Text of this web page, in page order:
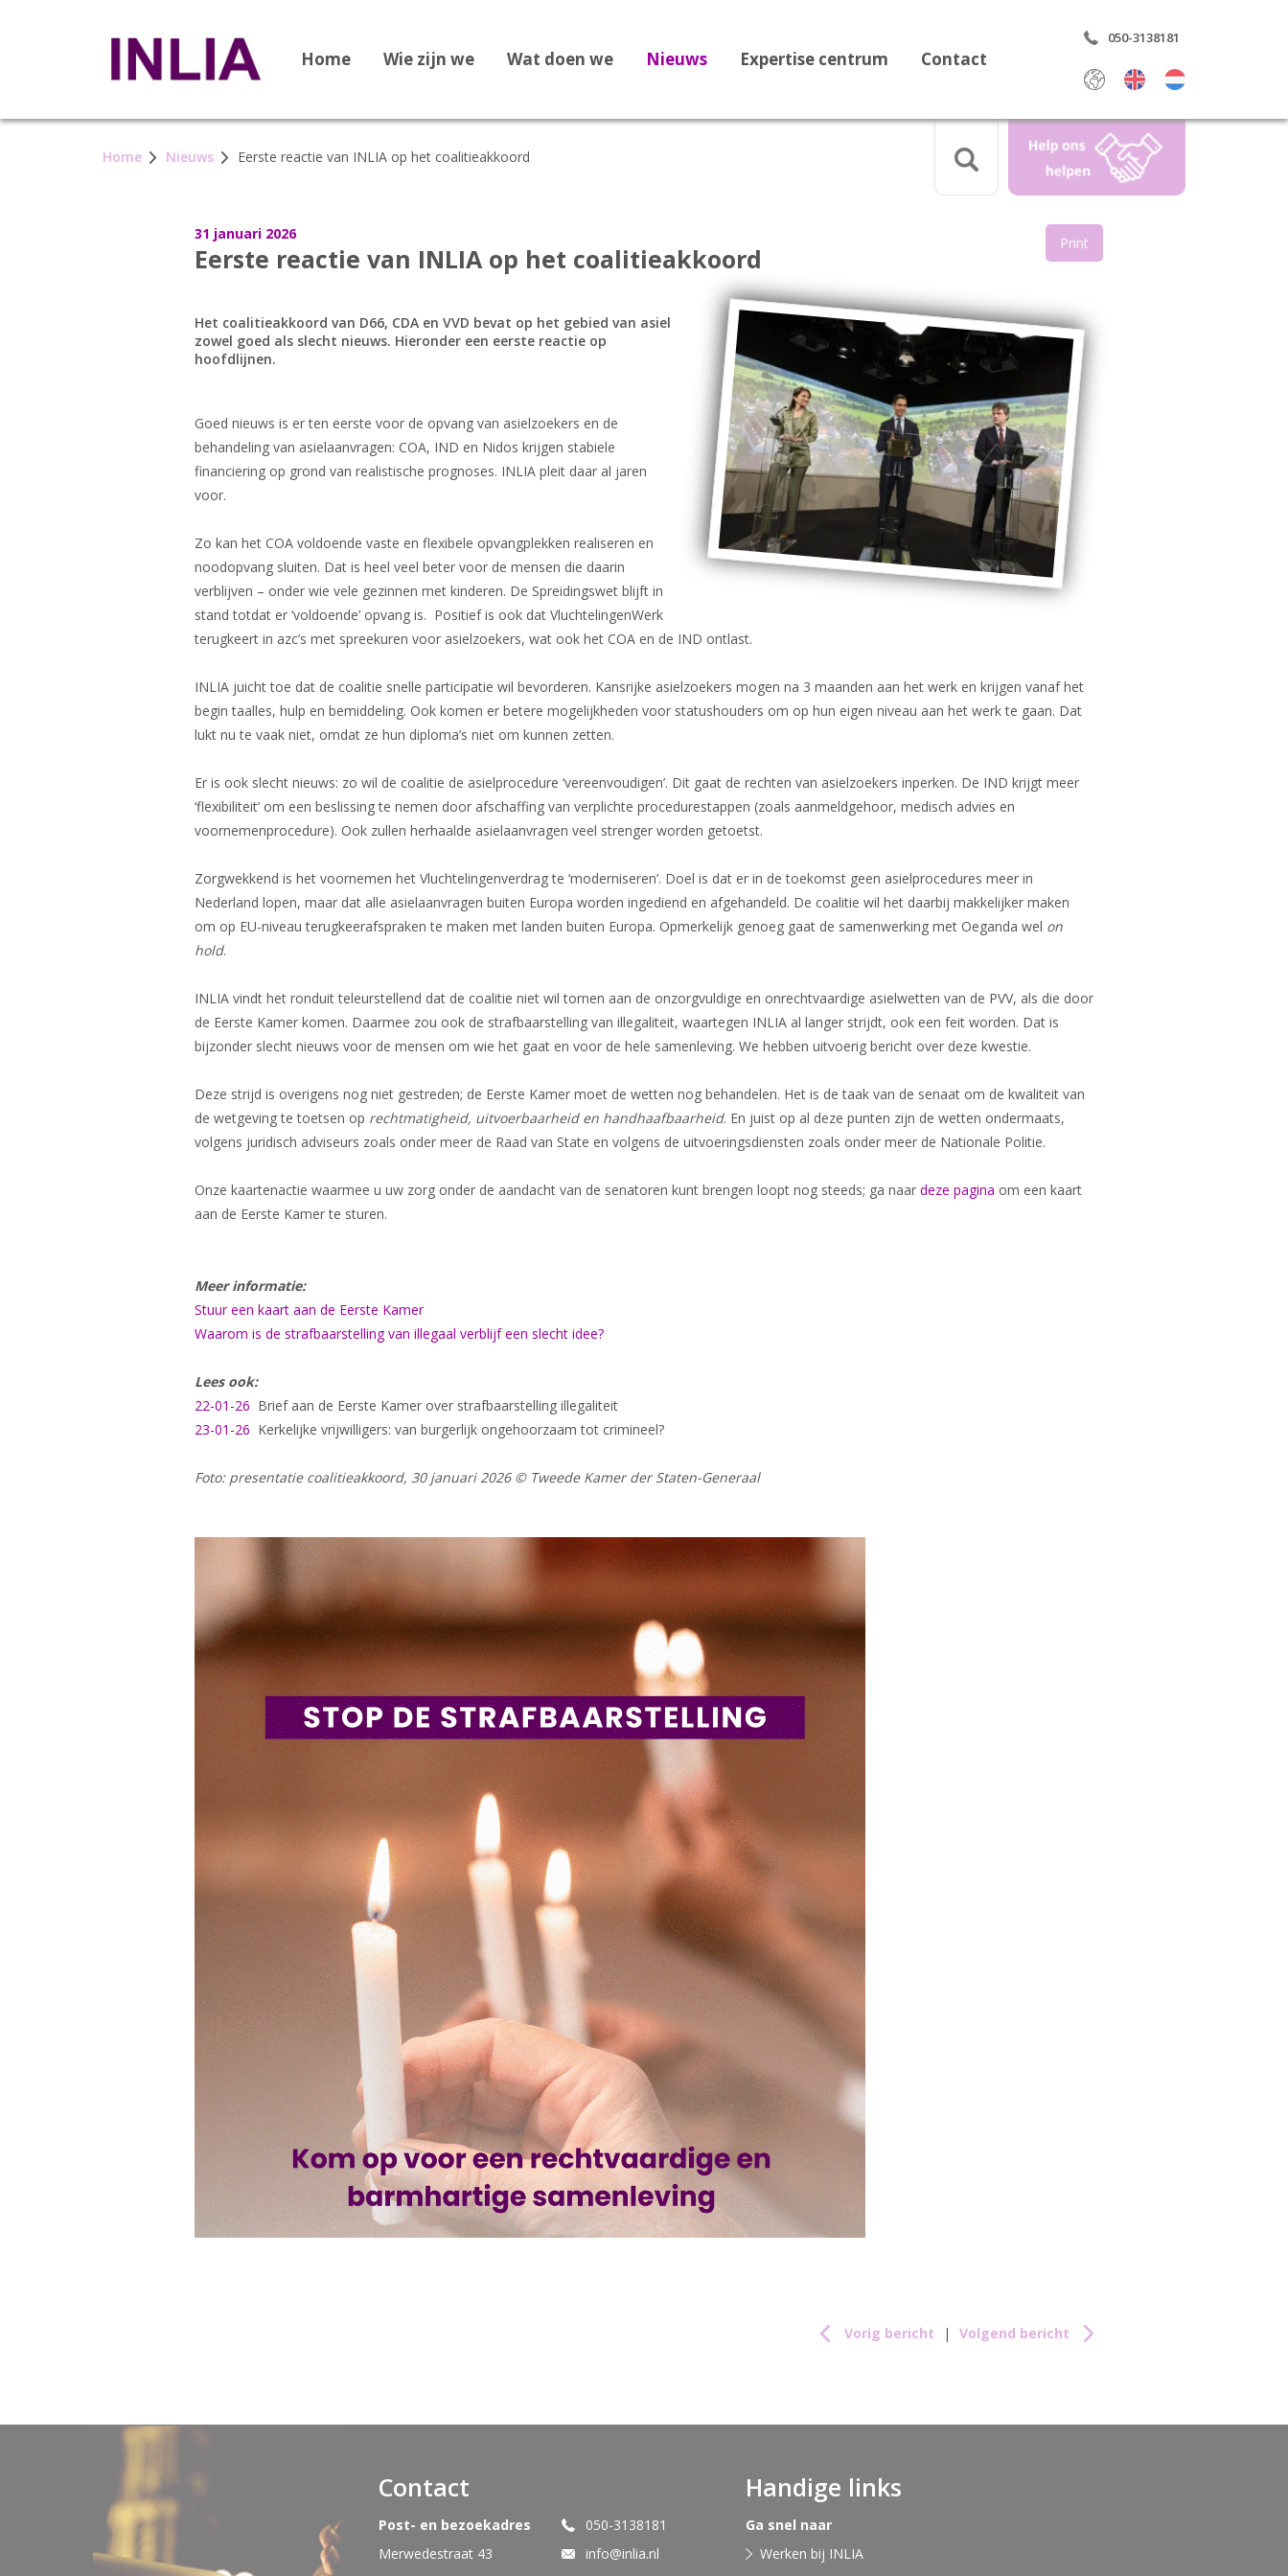
Home Wie zijn we Wat doen we Nieuws Expertise centrum
Dossier Bekeringen
Dossier Vreemdelingenbewaring
Dossier 1F Vluchtelingenverdrag
Dossier Leges
Dossier Afghanistan
Dossier Somalië
Nieuws
Contact
050-3138181
Select Language
Home Nieuws Eerste reactie van INLIA op het coalitieakkoord
31 januari 2026
Eerste reactie van INLIA op het coalitieakkoord Print
Het coalitieakkoord van D66, CDA en VVD bevat op het gebied van asiel
zowel goed als slecht nieuws. Hieronder een eerste reactie op
hoofdlijnen.
Goed nieuws is er ten eerste voor de opvang van asielzoekers en de
behandeling van asielaanvragen: COA, IND en Nidos krijgen stabiele
financiering op grond van realistische prognoses. INLIA pleit daar al jaren
voor.
Zo kan het COA voldoende vaste en flexibele opvangplekken realiseren en
noodopvang sluiten. Dat is heel veel beter voor de mensen die daarin
verblijven – onder wie vele gezinnen met kinderen. De Spreidingswet blijft in
stand totdat er ‘voldoende’ opvang is. Positief is ook dat VluchtelingenWerk
terugkeert in azc’s met spreekuren voor asielzoekers, wat ook het COA en de IND ontlast.
INLIA juicht toe dat de coalitie snelle participatie wil bevorderen. Kansrijke asielzoekers mogen na 3 maanden aan het werk en krijgen vanaf het
begin taalles, hulp en bemiddeling. Ook komen er betere mogelijkheden voor statushouders om op hun eigen niveau aan het werk te gaan. Dat
lukt nu te vaak niet, omdat ze hun diploma’s niet om kunnen zetten.
Er is ook slecht nieuws: zo wil de coalitie de asielprocedure ‘vereenvoudigen’. Dit gaat de rechten van asielzoekers inperken. De IND krijgt meer
‘flexibiliteit’ om een beslissing te nemen door afschaffing van verplichte procedurestappen (zoals aanmeldgehoor, medisch advies en
voornemenprocedure). Ook zullen herhaalde asielaanvragen veel strenger worden getoetst.
Zorgwekkend is het voornemen het Vluchtelingenverdrag te ‘moderniseren’. Doel is dat er in de toekomst geen asielprocedures meer in
Nederland lopen, maar dat alle asielaanvragen buiten Europa worden ingediend en afgehandeld. De coalitie wil het daarbij makkelijker maken
om op EU-niveau terugkeerafspraken te maken met landen buiten Europa. Opmerkelijk genoeg gaat de samenwerking met Oeganda wel on
hold.
INLIA vindt het ronduit teleurstellend dat de coalitie niet wil tornen aan de onzorgvuldige en onrechtvaardige asielwetten van de PVV, als die door
de Eerste Kamer komen. Daarmee zou ook de strafbaarstelling van illegaliteit, waartegen INLIA al langer strijdt, ook een feit worden. Dat is
bijzonder slecht nieuws voor de mensen om wie het gaat en voor de hele samenleving. We hebben uitvoerig bericht over deze kwestie.
Deze strijd is overigens nog niet gestreden; de Eerste Kamer moet de wetten nog behandelen. Het is de taak van de senaat om de kwaliteit van
de wetgeving te toetsen op rechtmatigheid, uitvoerbaarheid en handhaafbaarheid. En juist op al deze punten zijn de wetten ondermaats,
volgens juridisch adviseurs zoals onder meer de Raad van State en volgens de uitvoeringsdiensten zoals onder meer de Nationale Politie.
Onze kaartenactie waarmee u uw zorg onder de aandacht van de senatoren kunt brengen loopt nog steeds; ga naar deze pagina om een kaart
aan de Eerste Kamer te sturen.
Meer informatie:
Stuur een kaart aan de Eerste Kamer
Waarom is de strafbaarstelling van illegaal verblijf een slecht idee?
Lees ook:
22-01-26 Brief aan de Eerste Kamer over strafbaarstelling illegaliteit
23-01-26 Kerkelijke vrijwilligers: van burgerlijk ongehoorzaam tot crimineel?
Foto: presentatie coalitieakkoord, 30 januari 2026 © Tweede Kamer der Staten-Generaal
Vorig bericht | Volgend bericht
Contact
Post- en bezoekadres
Merwedestraat 43
050-3138181
info@inlia.nl
Handige links
Ga snel naar
Werken bij INLIA